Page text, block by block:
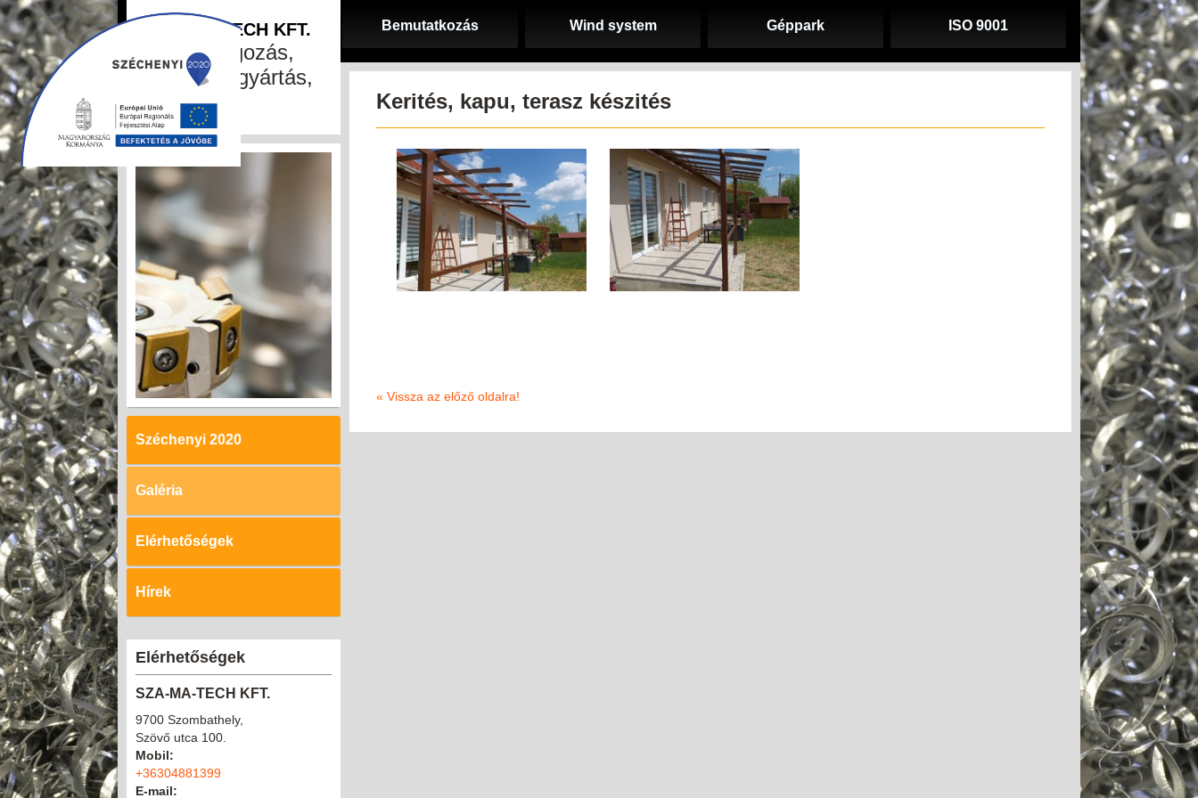
Bemutatkozás Wind system Géppark ISO 9001
SZA-MA-TECH KFT.
fémfeldolgozás,
szerszámgyártás,
CNC
Széchenyi 2020
Galéria
Elérhetőségek
Hírek
Elérhetőségek
SZA-MA-TECH KFT.
9700 Szombathely,
Szövő utca 100.
Mobil:
+36304881399
E-mail:
Kerités, kapu, terasz készités
« Vissza az előző oldalra!